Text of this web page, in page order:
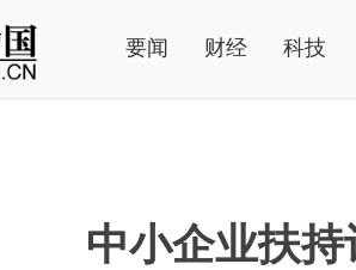
要闻 财经 科技
中小企业扶